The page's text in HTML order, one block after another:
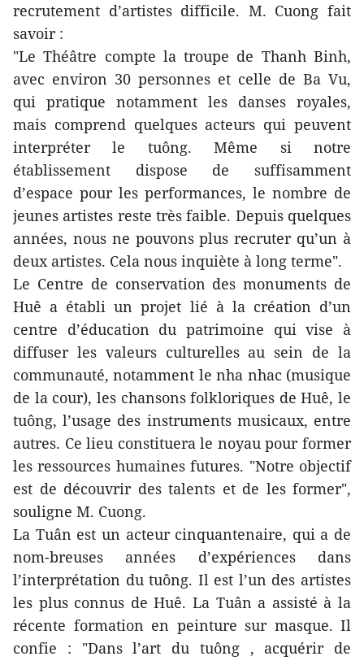
recrutement d’artistes difficile. M. Cuong fait
savoir :
"Le Théâtre compte la troupe de Thanh Binh,
avec environ 30 personnes et celle de Ba Vu,
qui pratique notamment les danses royales,
mais comprend quelques acteurs qui peuvent
interpréter le tuông. Même si notre
établissement dispose de suffisamment
d’espace pour les performances, le nombre de
jeunes artistes reste très faible. Depuis quelques
années, nous ne pouvons plus recruter qu’un à
deux artistes. Cela nous inquiète à long terme".
Le Centre de conservation des monuments de
Huê a établi un projet lié à la création d’un
centre d’éducation du patrimoine qui vise à
diffuser les valeurs culturelles au sein de la
communauté, notamment le nha nhac (musique
de la cour), les chansons folkloriques de Huê, le
tuông, l’usage des instruments musicaux, entre
autres. Ce lieu constituera le noyau pour former
les ressources humaines futures. "Notre objectif
est de découvrir des talents et de les former",
souligne M. Cuong.
La Tuân est un acteur cinquantenaire, qui a de
nom-breuses années d’expériences dans
l’interprétation du tuông. Il est l’un des artistes
les plus connus de Huê. La Tuân a assisté à la
récente formation en peinture sur masque. Il
confie : "Dans l’art du tuông , acquérir de